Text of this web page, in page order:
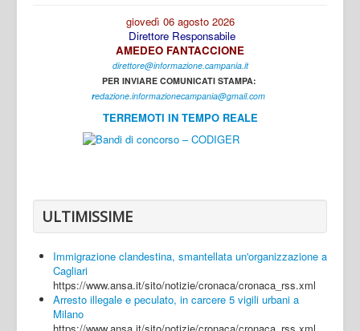
Caserta
Napoli
Salerno
Login
giovedì 06 agosto 2026
Direttore Responsabile
AMEDEO FANTACCIONE
direttore@informazione.campania.it
PER INVIARE COMUNICATI STAMPA:
redazione.informazionecampania@gmail.com
TERREMOTI IN TEMPO REALE
ULTIMISSIME
Immigrazione clandestina, smantellata un'organizzazione a
Cagliari
https://www.ansa.it/sito/notizie/cronaca/cronaca_rss.xml
Arresto illegale e peculato, in carcere 5 vigili urbani a
Milano